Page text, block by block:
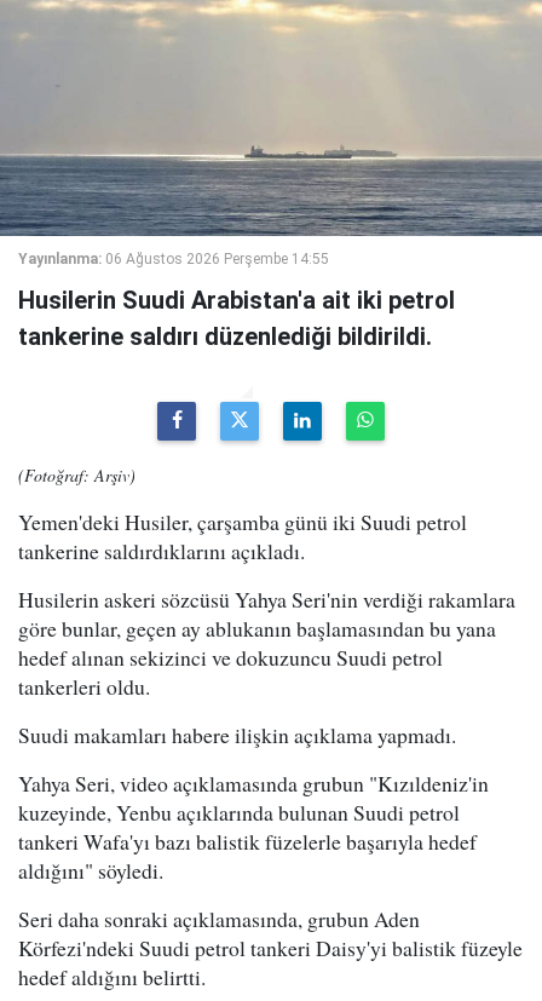
Yayınlanma: 06 Ağustos 2026 Perşembe 14:55
Husilerin Suudi Arabistan'a ait iki petrol
tankerine saldırı düzenlediği bildirildi.
(Fotoğraf: Arşiv)
Yemen'deki Husiler, çarşamba günü iki Suudi petrol
tankerine saldırdıklarını açıkladı.
Husilerin askeri sözcüsü Yahya Seri'nin verdiği rakamlara
göre bunlar, geçen ay ablukanın başlamasından bu yana
hedef alınan sekizinci ve dokuzuncu Suudi petrol
tankerleri oldu.
Suudi makamları habere ilişkin açıklama yapmadı.
Yahya Seri, video açıklamasında grubun "Kızıldeniz'in
kuzeyinde, Yenbu açıklarında bulunan Suudi petrol
tankeri Wafa'yı bazı balistik füzelerle başarıyla hedef
aldığını" söyledi.
Seri daha sonraki açıklamasında, grubun Aden
Körfezi'ndeki Suudi petrol tankeri Daisy'yi balistik füzeyle
hedef aldığını belirtti.